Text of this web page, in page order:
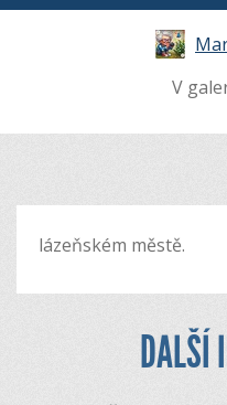
V
lázeňském městě.
DALŠÍ